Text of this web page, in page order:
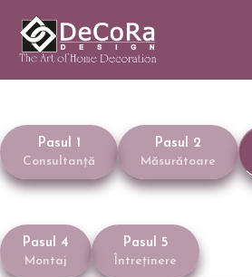
content
Pasul 1
Consultanță
Pasul 2
Măsurătoare
Pasul 4
Montaj
Pasul 5
Întreținere